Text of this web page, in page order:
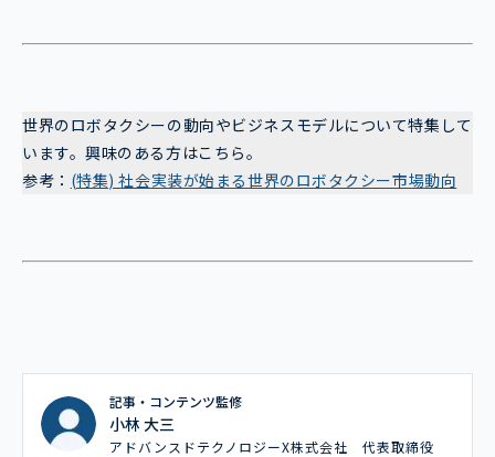
世界のロボタクシーの動向やビジネスモデルについて特集して
います。興味のある方はこちら。
参考： (特集) 社会実装が始まる世界のロボタクシー市場動向
記事・コンテンツ監修
小林 大三
アドバンスドテクノロジーX株式会社 代表取締役